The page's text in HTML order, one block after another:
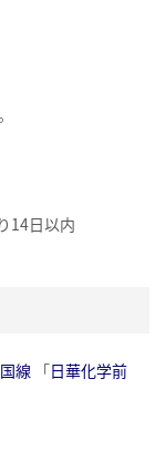
14日以内
線 「日華化学前